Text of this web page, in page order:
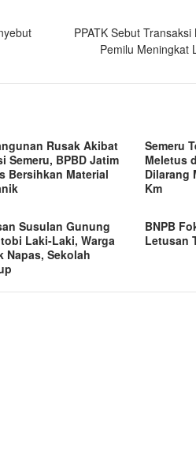
PPATK Sebut
Pemilu Meningkat
Rusak Akibat
Semeru, BPBD Jatim
Bersihkan Material
Semeru
Meletus
Dilarang
Km
Susulan Gunung
Laki-Laki, Warga
Napas, Sekolah
BNPB
Letusan